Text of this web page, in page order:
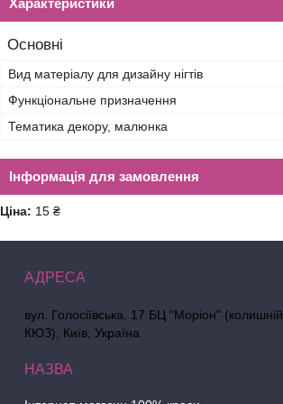
Характеристики
Основні
Вид матеріалу для дизайну нігтів
Функціональне призначення
Тематика декору, малюнка
Інформація для замовлення
Ціна: 15 ₴
вул. Голосіївська, 17 БЦ "Моріон" (колишній
КЮЗ), Київ, Україна